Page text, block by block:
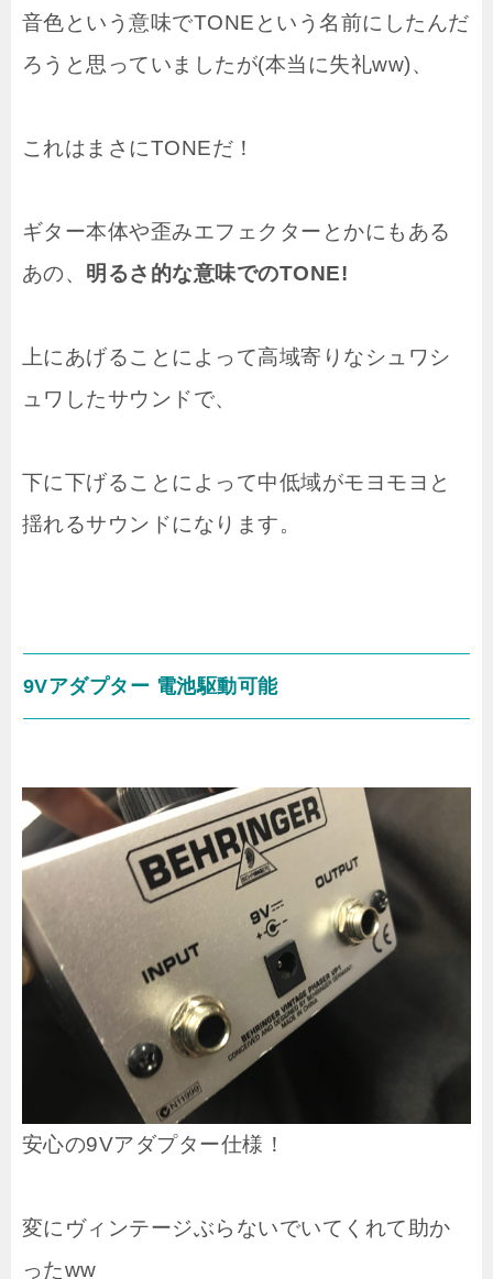
音色という意味でTONEという名前にしたんだ
ろうと思っていましたが(本当に失礼ww)、
これはまさにTONEだ！
ギター本体や歪みエフェクターとかにもある
あの、 明るさ的な意味でのTONE!
上にあげることによって高域寄りなシュワシ
ュワしたサウンドで、
下に下げることによって中低域がモヨモヨと
揺れるサウンドになります。
9Vアダプター 電池駆動可能
安心の9Vアダプター仕様！
変にヴィンテージぶらないでいてくれて助か
ったww